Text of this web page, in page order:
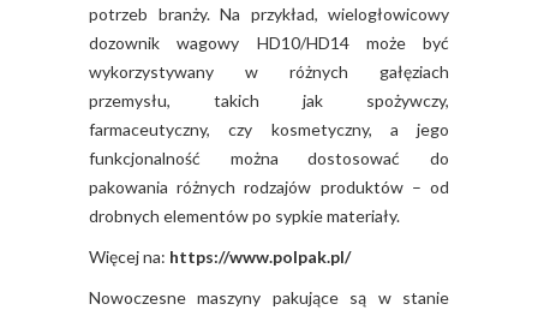
potrzeb branży. Na przykład, wielogłowicowy
dozownik wagowy HD10/HD14 może być
wykorzystywany w różnych gałęziach
przemysłu, takich jak spożywczy,
farmaceutyczny, czy kosmetyczny, a jego
funkcjonalność można dostosować do
pakowania różnych rodzajów produktów – od
drobnych elementów po sypkie materiały.
Więcej na: https://www.polpak.pl/
Nowoczesne maszyny pakujące są w stanie